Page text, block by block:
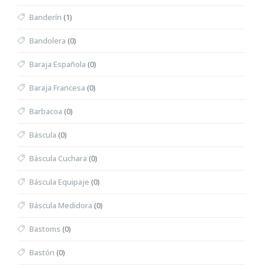
Banderín (1)
Bandolera (0)
Baraja Española (0)
Baraja Francesa (0)
Barbacoa (0)
Báscula (0)
Báscula Cuchara (0)
Báscula Equipaje (0)
Báscula Medidora (0)
Bastoms (0)
Bastón (0)